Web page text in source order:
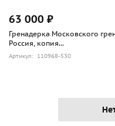
63 000 ₽
Гренадерка Московского
Россия, копия...
Артикул: 110968-530